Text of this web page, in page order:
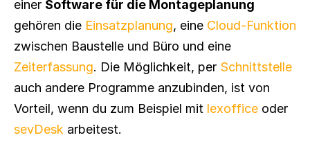
einer Software für die Montageplanung
gehören die Einsatzplanung, eine Cloud-Funktion
Zeiterfassung. Die Möglichkeit, per Schnittstelle
auch andere Programme anzubinden, ist von
Vorteil, wenn du zum Beispiel mit lexoffice
sevDesk arbeitest.